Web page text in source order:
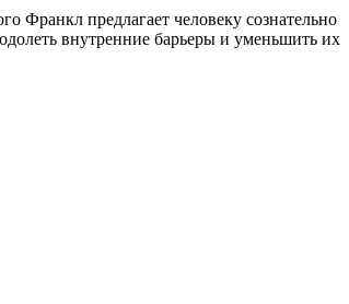
Франкл предлагает человеку сознательно
внутренние барьеры и уменьшить их